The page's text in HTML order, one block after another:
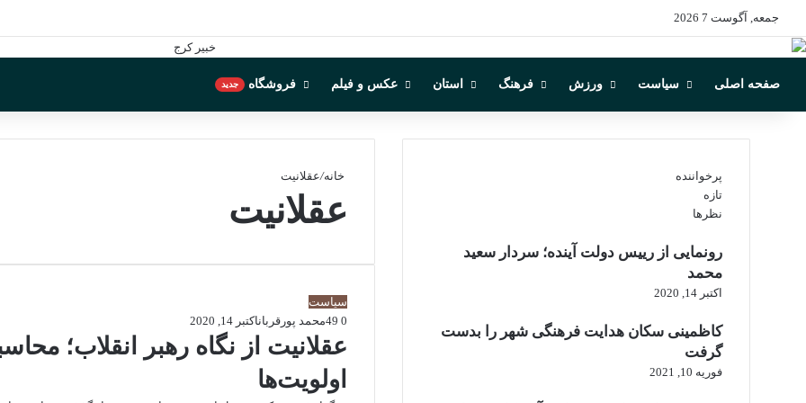
جمعه, آگوست 7 2026
صفحه اصلی سیاست ورزش فرهنگ استان عکس و فیلم فروشگاه جدید
خانه/عقلانیت
عقلانیت
سیاست
محمد پورقرباناکتبر 14, 2020 0
49
عقلانیت از نگاه رهبر انقلاب؛
اولویت­‌ها
پرخواننده
تازه
نظرها
رونمایی از رییس دولت آینده؛ سردار سعید
محمد
اکتبر 14, 2020
کاظمینی سکان هدایت فرهنگی شهر را بدست
گرفت
فوریه 10, 2021